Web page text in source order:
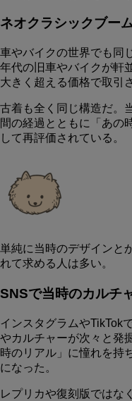
ネオクラシックブー
車やバイクの世界でも同
年代の旧車やバイクが軒
大きく超える価格で取引
古着も全く同じ構造だ。
間の経過とともに「あの
して再評価されている。
単純に当時のデザインと
れて求める人は多い。
SNSで当時のカルチ
インスタグラムやTikTok
やカルチャーが次々と発
時のリアル」に憧れを持
になった。
レプリカや復刻版ではな